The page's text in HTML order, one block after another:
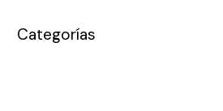
Categorías